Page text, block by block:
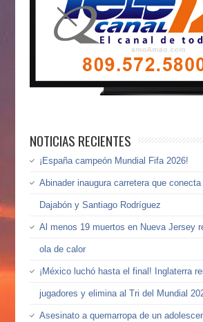
NOTICIAS RECIENTES
¡España campeón Mundial Fifa 2026!
Abinader inaugura carretera que
Dajabón y Santiago Rodríguez
Al menos 19 muertos en Nueva Jersey
ola de calor
¡México luchó hasta el final! Inglaterra
jugadores y elimina al Tri del Mundial
Asesinato a quemarropa de un